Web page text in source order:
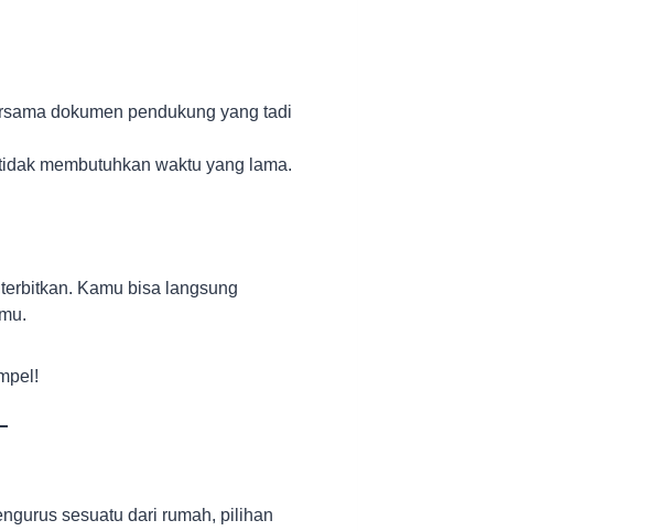
dokumen pendukung yang tadi
membutuhkan waktu yang lama.
Kamu bisa langsung
sesuatu dari rumah, pilihan